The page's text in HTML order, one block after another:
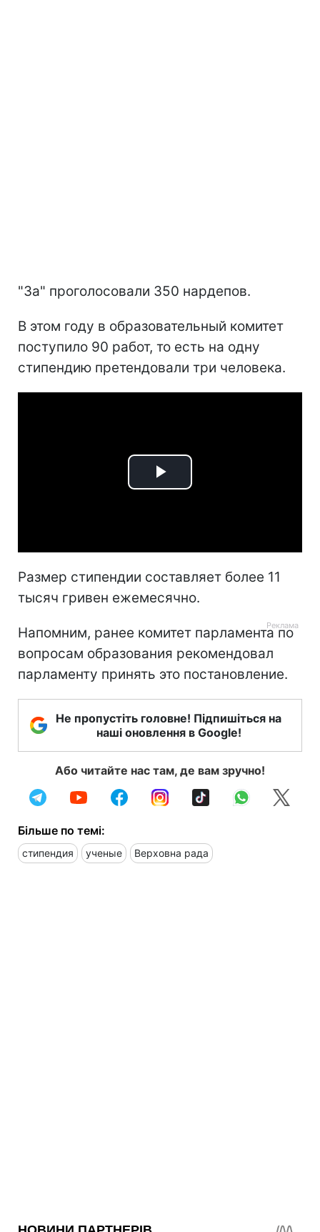
"За" проголосовали 350 нардепов.
В этом году в образовательный комитет
поступило 90 работ, то есть на одну
стипендию претендовали три человека.
Play
Размер стипендии составляет более 11
тысяч гривен ежемесячно.
Напомним, ранее комитет парламента по
вопросам образования рекомендовал
парламенту принять это постановление.
Не пропустіть головне! Підпишіться на
наші оновлення в Google!
Або читайте нас там, де вам зручно!
Більше по темі:
стипендия ученые Верховна рада